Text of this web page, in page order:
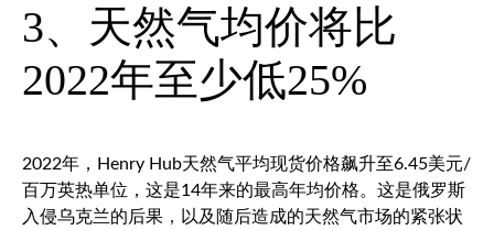
3、天然气均价将比
2022年至少低25%
2022年，Henry Hub天然气平均现货价格飙升至6.45美元/
百万英热单位，这是14年来的最高年均价格。这是俄罗斯
入侵乌克兰的后果，以及随后造成的天然气市场的紧张状